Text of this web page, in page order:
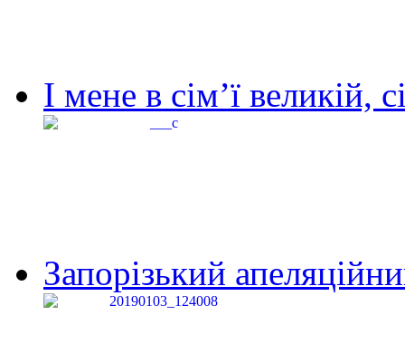
І мене в сім’ї великій,
Запорізький